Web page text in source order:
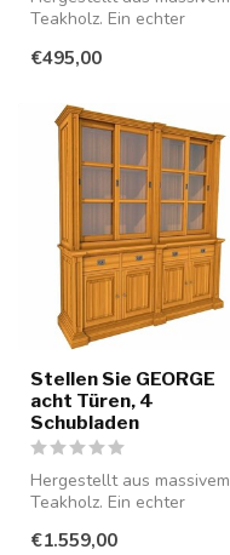
Teakholz. Ein echter
€495,00
Stellen Sie GEORGE
acht Türen, 4
Schubladen
Hergestellt aus massivem
Teakholz. Ein echter
€1.559,00